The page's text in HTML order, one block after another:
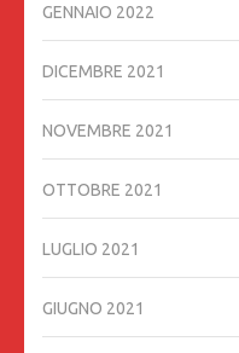
GENNAIO 2022
DICEMBRE 2021
NOVEMBRE 2021
OTTOBRE 2021
LUGLIO 2021
GIUGNO 2021